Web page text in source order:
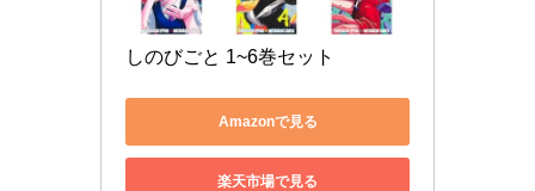
しのびごと 1~6巻セット
Amazonで見る
楽天市場で見る